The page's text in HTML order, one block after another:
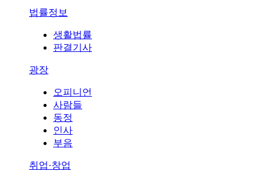
법률정보
생활법률
판결기사
광장
오피니언
사람들
동정
인사
부음
취업·창업